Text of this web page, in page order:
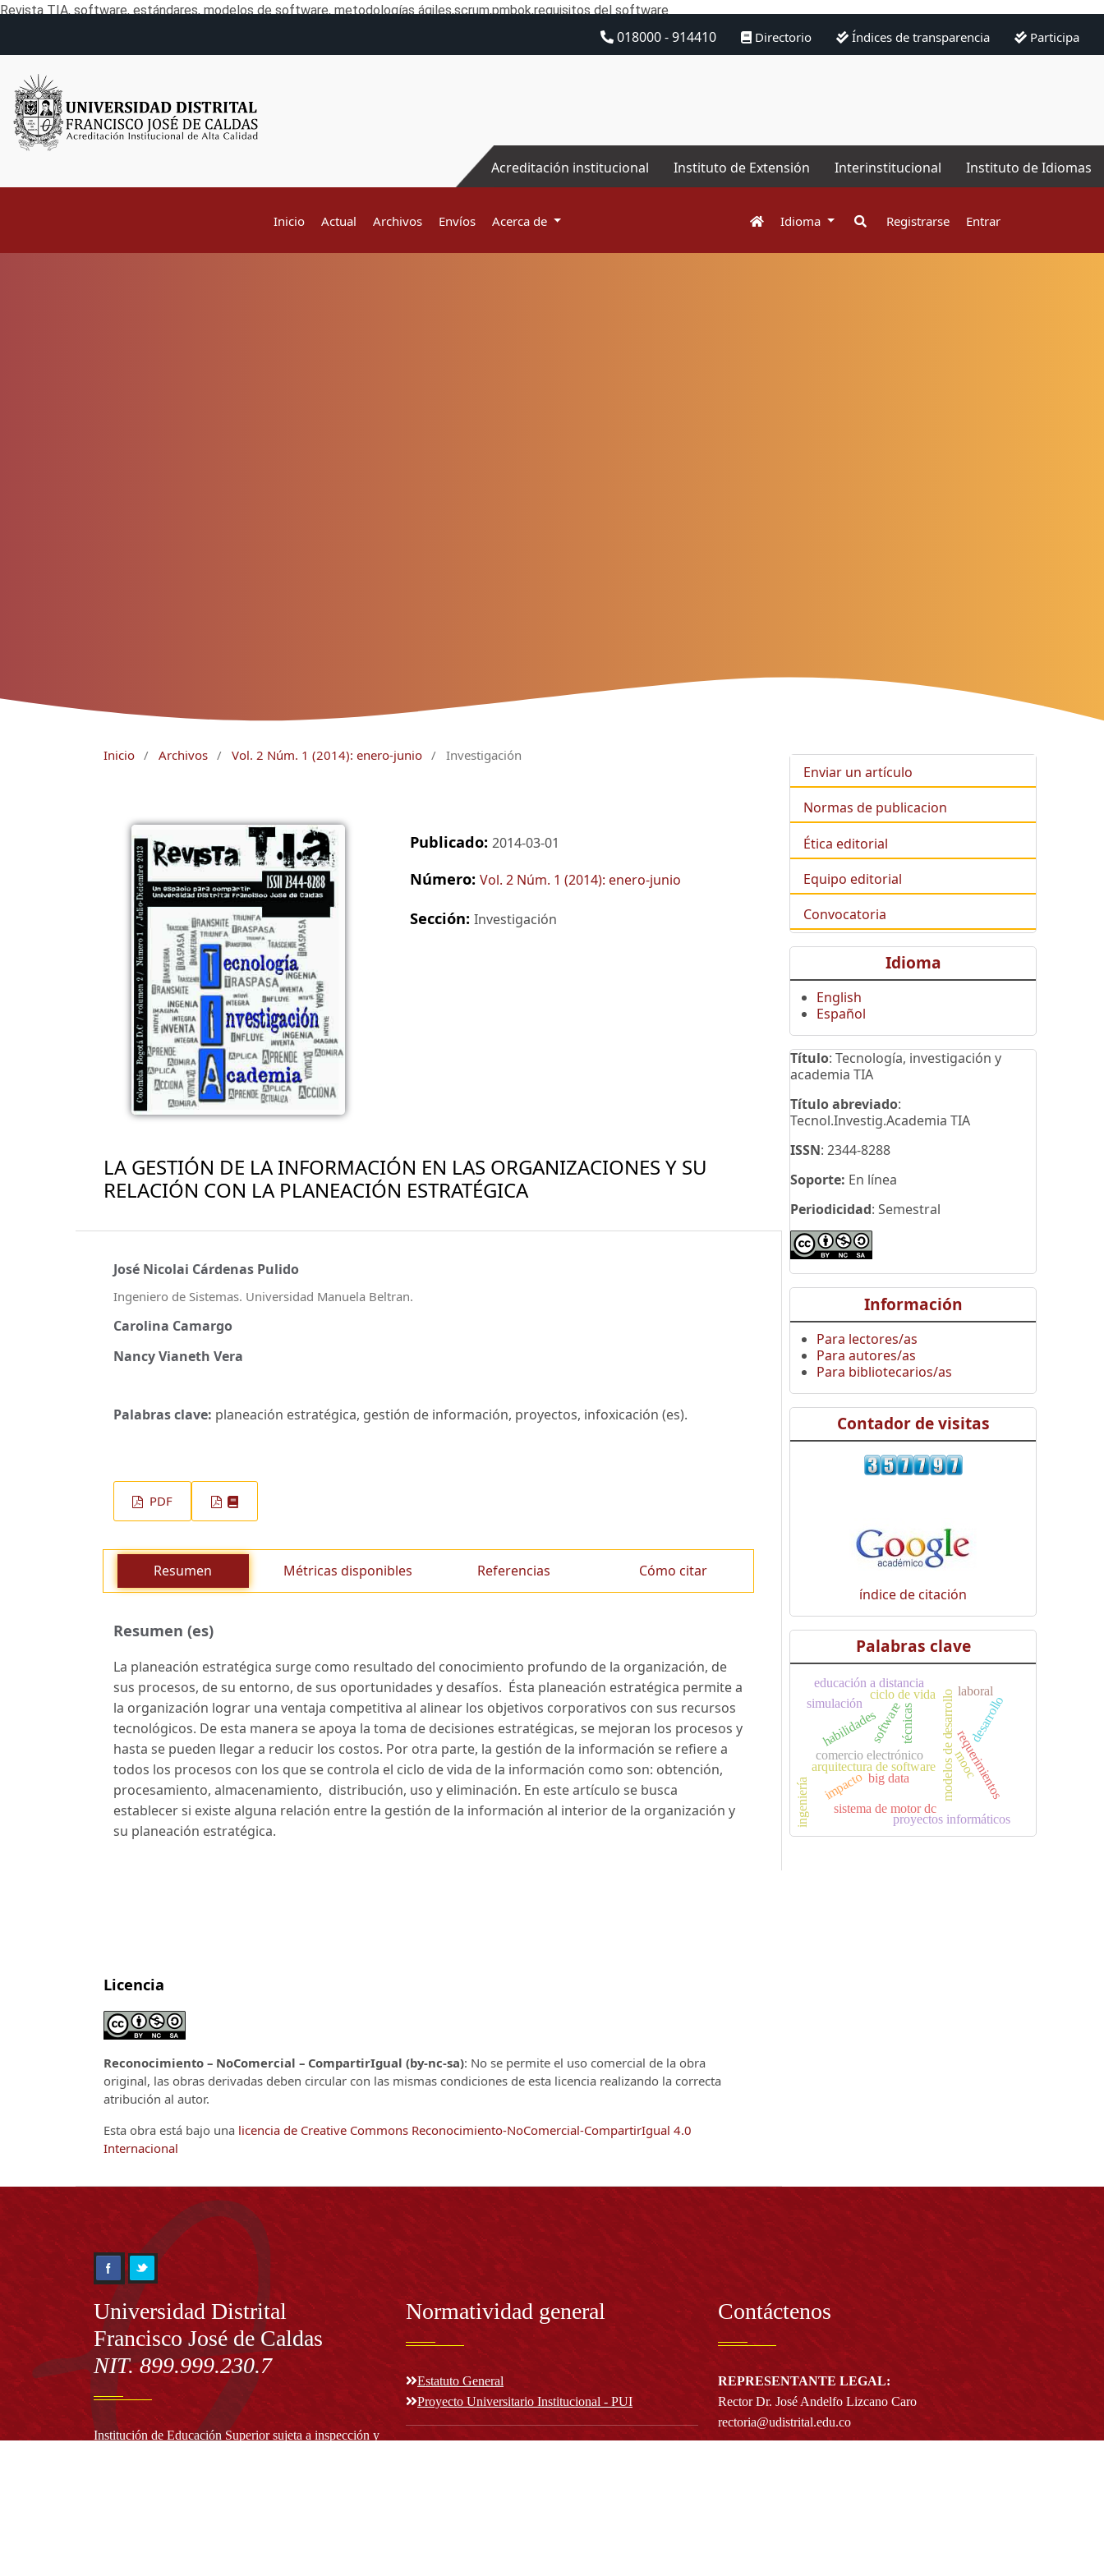
Revista TIA, software, estándares, modelos de software, metodologías ágiles,scrum,pmbok,requisitos del software
018000 - 914410 Directorio Índices de transparencia Participa
Acreditación institucional Instituto de Extensión Interinstitucional Instituto de Idiomas
Inicio Actual Archivos Envíos Acerca de Idioma Registrarse Entrar
Inicio / Archivos / Vol. 2 Núm. 1 (2014): enero-junio / Investigación
Publicado: 2014-03-01
Número: Vol. 2 Núm. 1 (2014): enero-junio
Sección: Investigación
LA GESTIÓN DE LA INFORMACIÓN EN LAS ORGANIZACIONES Y SU
RELACIÓN CON LA PLANEACIÓN ESTRATÉGICA
José Nicolai Cárdenas Pulido
Ingeniero de Sistemas. Universidad Manuela Beltran.
Carolina Camargo
Nancy Vianeth Vera
Palabras clave: planeación estratégica, gestión de información, proyectos, infoxicación (es).
PDF
Resumen Métricas disponibles Referencias Cómo citar
Resumen (es)
La planeación estratégica surge como resultado del conocimiento profundo de la organización, de
sus procesos, de su entorno, de sus oportunidades y desafíos. Ésta planeación estratégica permite a
la organización lograr una ventaja competitiva al alinear los objetivos corporativos con sus recursos
tecnológicos. De esta manera se apoya la toma de decisiones estratégicas, se mejoran los procesos y
hasta se pueden llegar a reducir los costos. Por otra parte, la gestión de la información se refiere a
todos los procesos con los que se controla el ciclo de vida de la información como son: obtención,
procesamiento, almacenamiento, distribución, uso y eliminación. En este artículo se busca
establecer si existe alguna relación entre la gestión de la información al interior de la organización y
su planeación estratégica.
Licencia
Reconocimiento – NoComercial – CompartirIgual (by-nc-sa): No se permite el uso comercial de la obra
original, las obras derivadas deben circular con las mismas condiciones de esta licencia realizando la correcta
atribución al autor.
Esta obra está bajo una licencia de Creative Commons Reconocimiento-NoComercial-CompartirIgual 4.0
Internacional
Enviar un artículo
Normas de publicacion
Ética editorial
Equipo editorial
Convocatoria
Idioma
English
Español
Título: Tecnología, investigación y
academia TIA
Título abreviado:
Tecnol.Investig.Academia TIA
ISSN: 2344-8288
Soporte: En línea
Periodicidad: Semestral
Información
Para lectores/as
Para autores/as
Para bibliotecarios/as
Contador de visitas
índice de citación
Palabras clave
arquitectura de software
comercio electrónico modelos de desarrollo
proyectos informáticos
técnicas
requerimientos
desarrollo
ciclo de vida
software
mooc
habilidades
impacto
laboral
educación a distancia
ingeniería sistema de motor dc
simulación
big data
Información
Universidad Distrital
Francisco José de Caldas
NIT. 899.999.230.7
Institución de Educación Superior sujeta a inspección y
Normatividad general
Estatuto General
Proyecto Universitario Institucional - PUI
Contáctenos
REPRESENTANTE LEGAL:
Rector Dr. José Andelfo Lizcano Caro
rectoria@udistrital.edu.co